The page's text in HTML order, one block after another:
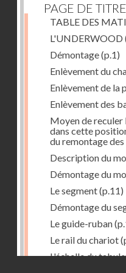
PAGE DE TITRE
TABLE DES
L'UNDERWOOD
Démontage(p.1)
Enlèvement du
Enlèvement de la
Enlèvement des
Moyen de reculer
dans cette
du remontage
Description du
Démontage du
Le segment(p.11)
Démontage du
Le guide-ruban
Le rail du chariot
L'échelle du